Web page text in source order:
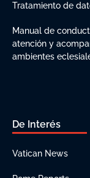
Tratamiento de
Manual de
atención y
ambientes
De Interés
Vatican News